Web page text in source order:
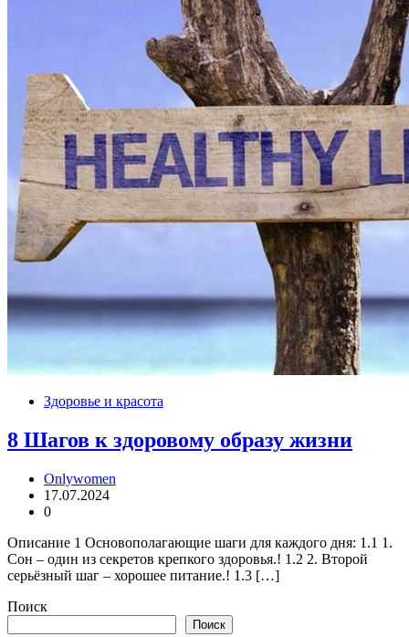
Здоровье и красота
8 Шагов к здоровому образу жизни
Onlywomen
17.07.2024
0
Описание 1 Основополагающие шаги для каждого дня: 1.1 1.
Сон – один из секретов крепкого здоровья.! 1.2 2. Второй
серьёзный шаг – хорошее питание.! 1.3 […]
Поиск
Поиск